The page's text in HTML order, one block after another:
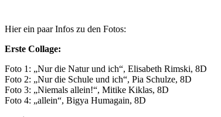
Hier ein paar Infos zu den Fotos:
Erste Collage:
Foto 1: „Nur die Natur und ich“, Elisabeth Rimski, 8D
Foto 2: „Nur die Schule und ich“, Pia Schulze, 8D
Foto 3: „Niemals allein!“, Mitike Kiklas, 8D
Foto 4: „allein“, Bigya Humagain, 8D